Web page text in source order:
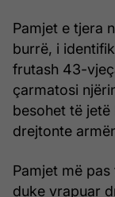
Pamjet e tjera
burrë, i
frutash 43-
çarmatosi
besohet të
drejtonte
Pamjet më
duke vrapuar